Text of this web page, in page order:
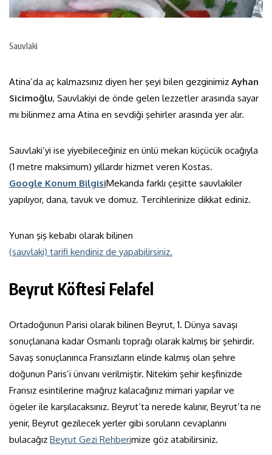
Sauvlaki
Atina’da aç kalmazsınız diyen her şeyi bilen gezginimiz Ayhan
Sicimoğlu, Sauvlakiyi de önde gelen lezzetler arasında sayar
mı bilinmez ama Atina en sevdiği şehirler arasında yer alır.
Sauvlaki’yi ise yiyebileceğiniz en ünlü mekan küçücük ocağıyla
(1 metre maksimum) yıllardır hizmet veren Kostas.
Google Konum BilgisiMekanda farklı çeşitte sauvlakiler
yapılıyor, dana, tavuk ve domuz. Tercihlerinize dikkat ediniz.
Yunan şiş kebabı olarak bilinen
(sauvlaki) tarifi kendiniz de yapabilirsiniz.
Beyrut Köftesi Felafel
Ortadoğunun Parisi olarak bilinen Beyrut, 1. Dünya savaşı
sonuçlanana kadar Osmanlı toprağı olarak kalmış bir şehirdir.
Savaş sonuçlanınca Fransızların elinde kalmış olan şehre
doğunun Paris’i ünvanı verilmiştir. Nitekim şehir keşfinizde
Fransız esintilerine mağruz kalacağınız mimari yapılar ve
ögeler ile karşılacaksınız. Beyrut’ta nerede kalınır, Beyrut’ta ne
yenir, Beyrut gezilecek yerler gibi soruların cevaplarını
bulacağız Beyrut Gezi Rehberimize göz atabilirsiniz.